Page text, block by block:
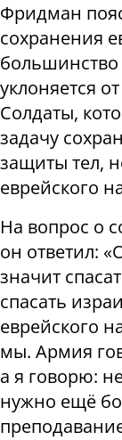
Фридман
сохранения
уклоняется
Солдаты,
задачу
защиты тел,
еврейского
На вопрос о
он ответил:
значит
спасать
еврейского
мы. Армия
а я говорю:
нужно ещё